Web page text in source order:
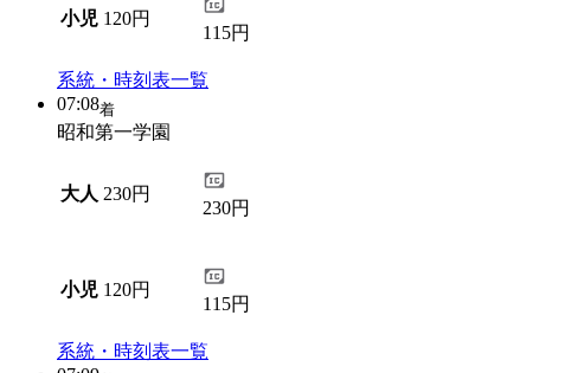
小児 120円
115円
系統・時刻表一覧
07:08着
昭和第一学園
大人 230円
230円
小児 120円
115円
系統・時刻表一覧